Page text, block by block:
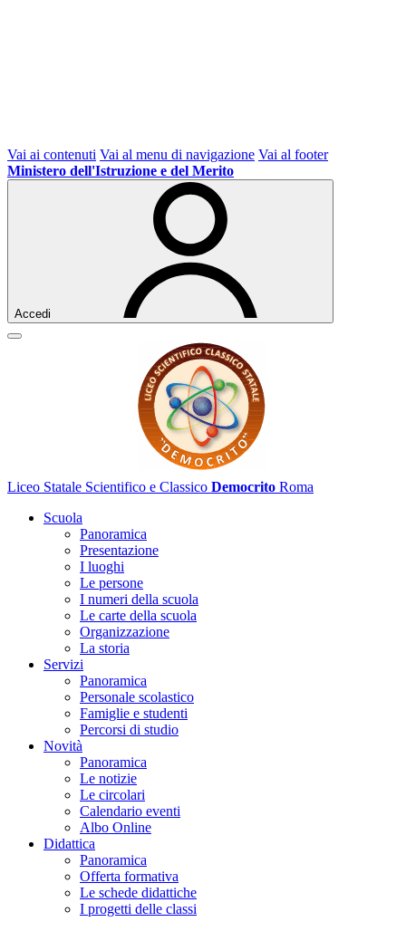
Vai ai contenuti Vai al menu di navigazione Vai al footer
Ministero dell'Istruzione e del Merito
Accedi
Liceo Statale Scientifico e Classico Democrito Roma
Scuola
Panoramica
Presentazione
I luoghi
Le persone
I numeri della scuola
Le carte della scuola
Organizzazione
La storia
Servizi
Panoramica
Personale scolastico
Famiglie e studenti
Percorsi di studio
Novità
Panoramica
Le notizie
Le circolari
Calendario eventi
Albo Online
Didattica
Panoramica
Offerta formativa
Le schede didattiche
I progetti delle classi